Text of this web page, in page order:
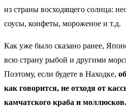
из страны восходящего солнца:
соусы, конфеты, мороженое и т.д.
Как уже было сказано ранее,
всю страну рыбой и другими
Поэтому, если будете в Находке,
как говорится, не отходя от
камчатского краба и моллюсков.